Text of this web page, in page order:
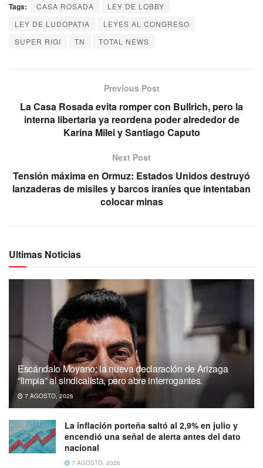
Tags: CASA ROSADA
LEY DE LOBBY
LEY DE LUDOPATIA
LEYES AL CONGRESO
SUPER RIGI
TN TOTAL NEWS
Previous Post
La Casa Rosada evita romper con Bullrich, pero la
interna libertaria ya reordena poder alrededor de
Karina Milei y Santiago Caputo
Next Post
Tensión máxima en Ormuz: Estados Unidos destruyó
lanzaderas de misiles y barcos iraníes que intentaban
colocar minas
Ultimas Noticias
Escándalo Moyano: la nueva declaración de Arizaga
“limpia” al sindicalista, pero abre interrogantes.
7 AGOSTO, 2026
La inflación porteña saltó al 2,9% en julio y
encendió una señal de alerta antes del dato
nacional
7 AGOSTO, 2026